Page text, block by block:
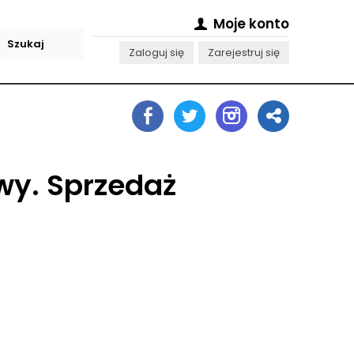
Moje konto
Zaloguj się Zarejestruj się
Sprzedaż